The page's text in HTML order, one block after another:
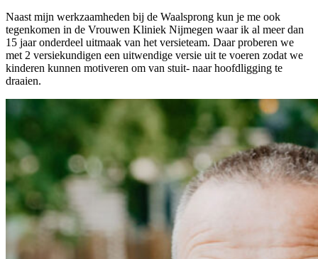
Naast mijn werkzaamheden bij de Waalsprong kun je me ook
tegenkomen in de Vrouwen Kliniek Nijmegen waar ik al meer dan
15 jaar onderdeel uitmaak van het versieteam. Daar proberen we
met 2 versiekundigen een uitwendige versie uit te voeren zodat we
kinderen kunnen motiveren om van stuit- naar hoofdligging te
draaien.